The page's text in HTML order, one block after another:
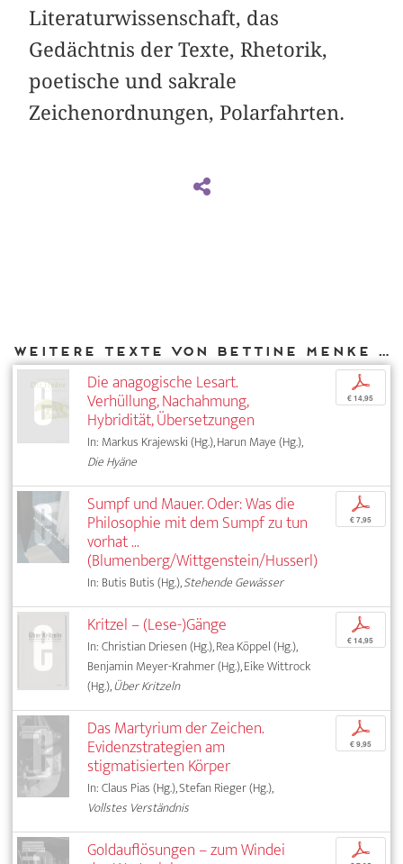
Literaturwissenschaft, das
Gedächtnis der Texte, Rhetorik,
poetische und sakrale
Zeichenordnungen, Polarfahrten.
Weitere Texte von Bettine Menke bei DIAPHANES
Die anagogische Lesart.
Verhüllung, Nachahmung,
Hybridität, Übersetzungen
In: Markus Krajewski (Hg.), Harun Maye (Hg.),
Die Hyäne
p
€ 14,95
Sumpf und Mauer. Oder: Was die
Philosophie mit dem Sumpf zu tun
vorhat ...
(Blumenberg/Wittgenstein/Husserl)
In: Butis Butis (Hg.),Stehende Gewässer
p
€ 7,95
Kritzel – (Lese-)Gänge
In: Christian Driesen (Hg.), Rea Köppel (Hg.),
Benjamin Meyer-Krahmer (Hg.), Eike Wittrock
(Hg.),Über Kritzeln
p
€ 14,95
Das Martyrium der Zeichen.
Evidenzstrategien am
stigmatisierten Körper
In: Claus Pias (Hg.), Stefan Rieger (Hg.),
Vollstes Verständnis
p
€ 9,95
Goldauflösungen – zum Windei p